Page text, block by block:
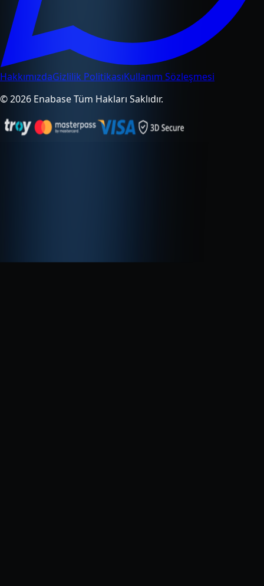
HakkımızdaGizlilik PolitikasıKullanım Sözleşmesi
© 2026 Enabase Tüm Hakları Saklıdır.